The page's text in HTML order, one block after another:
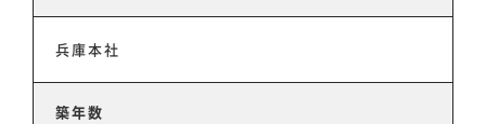
兵庫本社
築年数